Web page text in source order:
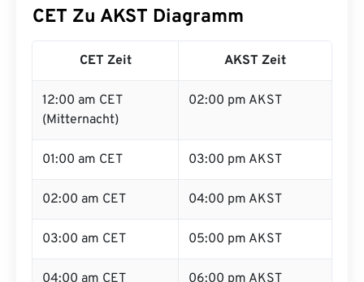
CET Zu AKST Diagramm
CET Zeit AKST Zeit
12:00 am CET
(Mitternacht)
02:00 pm AKST
01:00 am CET 03:00 pm AKST
02:00 am CET 04:00 pm AKST
03:00 am CET 05:00 pm AKST
04:00 am CET 06:00 pm AKST